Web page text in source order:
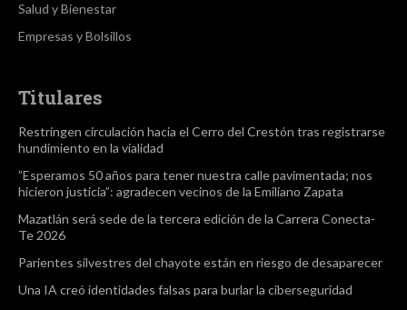
Salud y Bienestar
Empresas y Bolsillos
Titulares
Restringen circulación hacia el Cerro del Crestón tras registrarse
hundimiento en la vialidad
”Esperamos 50 años para tener nuestra calle pavimentada; nos
hicieron justicia”: agradecen vecinos de la Emiliano Zapata
Mazatlán será sede de la tercera edición de la Carrera Conecta-
Te 2026
Parientes silvestres del chayote están en riesgo de desaparecer
Una IA creó identidades falsas para burlar la ciberseguridad